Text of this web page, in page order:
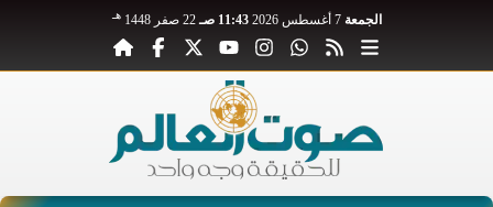
الجمعة 7 أغسطس 2026 11:43 صـ 22 صفر 1448 هـ